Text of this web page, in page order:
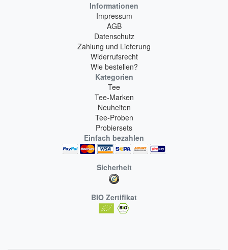
Informationen
Impressum
AGB
Datenschutz
Zahlung und Lieferung
Widerrufsrecht
Wie bestellen?
Kategorien
Tee
Tee-Marken
Neuheiten
Tee-Proben
Probiersets
Einfach bezahlen
Sicherheit
BIO Zertifikat